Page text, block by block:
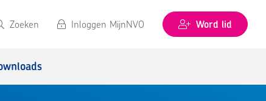
Zoeken Inloggen MijnNVO Word lid